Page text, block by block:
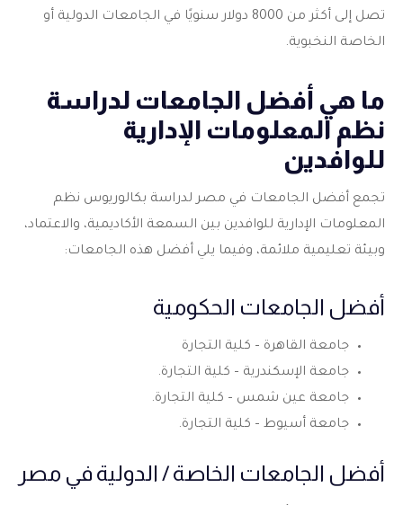
تصل إلى أكثر من 8000 دولار سنويًا في الجامعات الدولية أو
الخاصة النخبوية.
ما هي أفضل الجامعات لدراسة
نظم المعلومات الإدارية
للوافدين
تجمع أفضل الجامعات في مصر لدراسة بكالوريوس نظم
المعلومات الإدارية للوافدين بين السمعة الأكاديمية، والاعتماد،
وبيئة تعليمية ملائمة، وفيما يلي أفضل هذه الجامعات:
أفضل الجامعات الحكومية
جامعة القاهرة – كلية التجارة
جامعة الإسكندرية – كلية التجارة.
جامعة عين شمس – كلية التجارة.
جامعة أسيوط – كلية التجارة.
أفضل الجامعات الخاصة / الدولية في مصر